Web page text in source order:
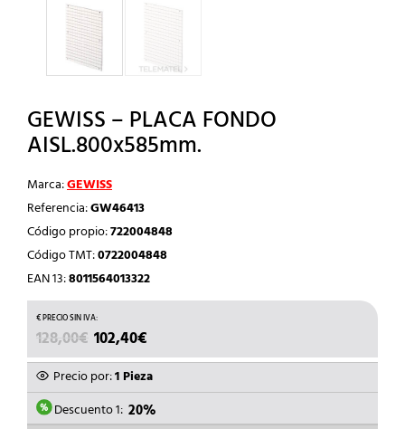
GEWISS – PLACA FONDO
AISL.800x585mm.
Marca:GEWISS
Referencia:GW46413
Código propio:722004848
Código TMT:0722004848
EAN 13:8011564013322
128,00€ EL
PRECIO
ORIGINAL
ERA:
128,00€.
102,40€
PRECIO
ACTUAL
ES:
102,40€.
Precio por:1 Pieza
Descuento 1: 20%